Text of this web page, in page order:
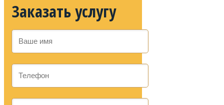
Заказать услугу